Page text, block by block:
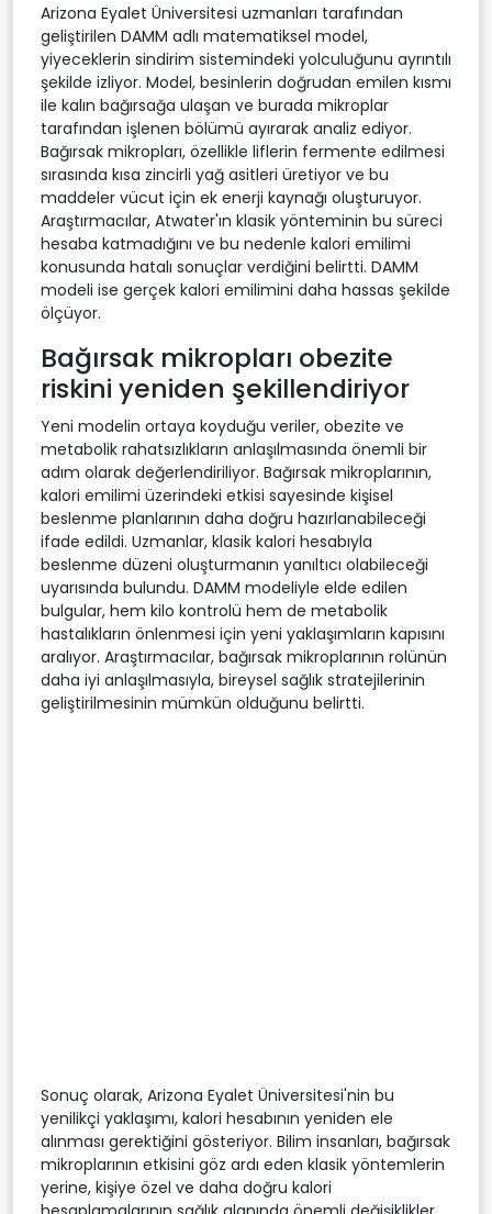
Arizona Eyalet Üniversitesi uzmanları tarafından
geliştirilen DAMM adlı matematiksel model,
yiyeceklerin sindirim sistemindeki yolculuğunu ayrıntılı
şekilde izliyor. Model, besinlerin doğrudan emilen kısmı
ile kalın bağırsağa ulaşan ve burada mikroplar
tarafından işlenen bölümü ayırarak analiz ediyor.
Bağırsak mikropları, özellikle liflerin fermente edilmesi
sırasında kısa zincirli yağ asitleri üretiyor ve bu
maddeler vücut için ek enerji kaynağı oluşturuyor.
Araştırmacılar, Atwater'ın klasik yönteminin bu süreci
hesaba katmadığını ve bu nedenle kalori emilimi
konusunda hatalı sonuçlar verdiğini belirtti. DAMM
modeli ise gerçek kalori emilimini daha hassas şekilde
ölçüyor.
Bağırsak mikropları obezite
riskini yeniden şekillendiriyor
Yeni modelin ortaya koyduğu veriler, obezite ve
metabolik rahatsızlıkların anlaşılmasında önemli bir
adım olarak değerlendiriliyor. Bağırsak mikroplarının,
kalori emilimi üzerindeki etkisi sayesinde kişisel
beslenme planlarının daha doğru hazırlanabileceği
ifade edildi. Uzmanlar, klasik kalori hesabıyla
beslenme düzeni oluşturmanın yanıltıcı olabileceği
uyarısında bulundu. DAMM modeliyle elde edilen
bulgular, hem kilo kontrolü hem de metabolik
hastalıkların önlenmesi için yeni yaklaşımların kapısını
aralıyor. Araştırmacılar, bağırsak mikroplarının rolünün
daha iyi anlaşılmasıyla, bireysel sağlık stratejilerinin
geliştirilmesinin mümkün olduğunu belirtti.
Sonuç olarak, Arizona Eyalet Üniversitesi'nin bu
yenilikçi yaklaşımı, kalori hesabının yeniden ele
alınması gerektiğini gösteriyor. Bilim insanları, bağırsak
mikroplarının etkisini göz ardı eden klasik yöntemlerin
yerine, kişiye özel ve daha doğru kalori